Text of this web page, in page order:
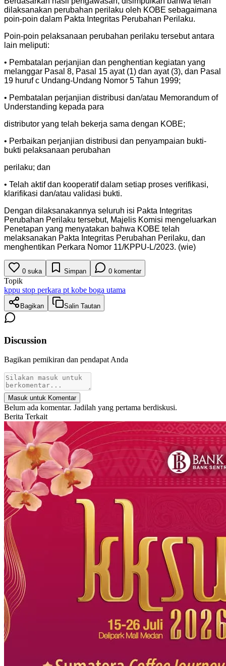
dilaksanakan perubahan perilaku oleh KOBE sebagaimana
poin-poin dalam Pakta Integritas Perubahan Perilaku.
Poin-poin pelaksanaan perubahan perilaku tersebut antara
lain meliputi:
• Pembatalan perjanjian dan penghentian kegiatan yang
melanggar Pasal 8, Pasal 15 ayat (1) dan ayat (3), dan Pasal
19 huruf c Undang-Undang Nomor 5 Tahun 1999;
• Pembatalan perjanjian distribusi dan/atau Memorandum of
Understanding kepada para
distributor yang telah bekerja sama dengan KOBE;
• Perbaikan perjanjian distribusi dan penyampaian bukti-
bukti pelaksanaan perubahan
perilaku; dan
• Telah aktif dan kooperatif dalam setiap proses verifikasi,
klarifikasi dan/atau validasi bukti.
Dengan dilaksanakannya seluruh isi Pakta Integritas
Perubahan Perilaku tersebut, Majelis Komisi mengeluarkan
Penetapan yang menyatakan bahwa KOBE telah
melaksanakan Pakta Integritas Perubahan Perilaku, dan
menghentikan Perkara Nomor 11/KPPU-L/2023. (wie)
0 suka Simpan 0 komentar
Topik
kppu stop perkara pt kobe boga utama
Bagikan Salin Tautan
Discussion
Bagikan pemikiran dan pendapat Anda
Masuk untuk Komentar
Belum ada komentar. Jadilah yang pertama berdiskusi.
Berita Terkait